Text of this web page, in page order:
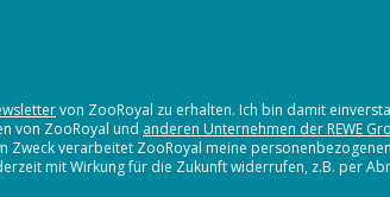
von ZooRoyal zu erhalten. Ich bin damit
von ZooRoyal und anderen Unternehmen der REWE
Zweck verarbeitet ZooRoyal meine
mit Wirkung für die Zukunft widerrufen, z.B. per